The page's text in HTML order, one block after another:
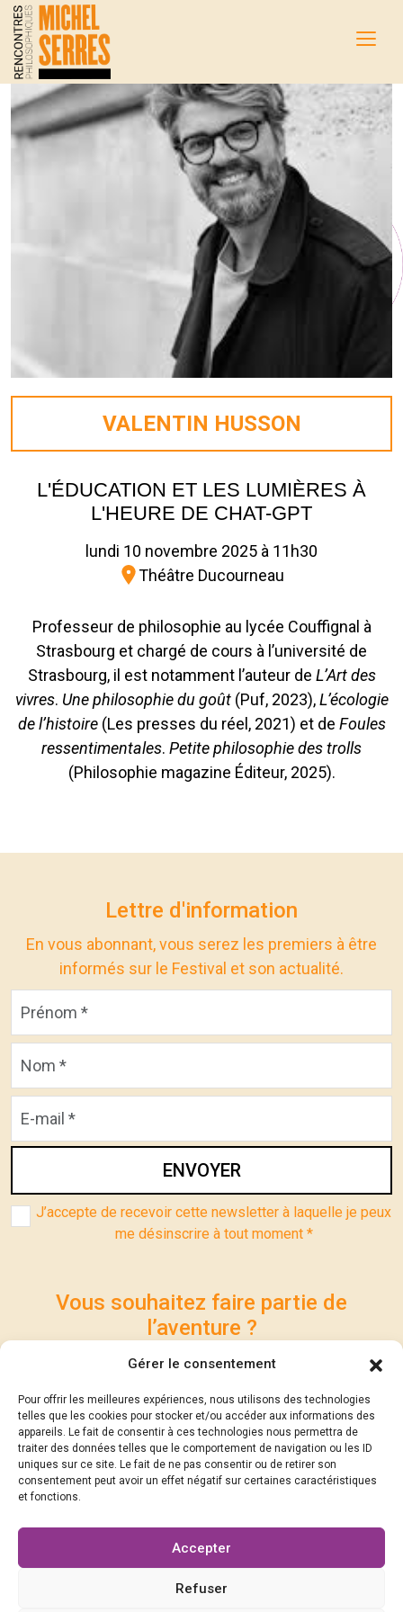
Gérer le consentement
Pour offrir les meilleures expériences, nous utilisons des technologies
telles que les cookies pour stocker et/ou accéder aux informations des
appareils. Le fait de consentir à ces technologies nous permettra de
traiter des données telles que le comportement de navigation ou les ID
uniques sur ce site. Le fait de ne pas consentir ou de retirer son
consentement peut avoir un effet négatif sur certaines caractéristiques
et fonctions.
Accepter
Refuser
VALENTIN HUSSON
L'ÉDUCATION ET LES LUMIÈRES À
L'HEURE DE CHAT-GPT
lundi 10 novembre 2025 à 11h30
Théâtre Ducourneau
Professeur de philosophie au lycée Couffignal à
Strasbourg et chargé de cours à l’université de
Strasbourg, il est notamment l’auteur de L’Art des
vivres. Une philosophie du goût(Puf, 2023),L’écologie
de l’histoire(Les presses du réel, 2021) et de Foules
ressentimentales. Petite philosophie des trolls
(Philosophie magazine Éditeur, 2025).
Lettre d'information
En vous abonnant, vous serez les premiers à être
informés sur le Festival et son actualité.
ENVOYER
J’accepte de recevoir cette newsletter à laquelle je peux
me désinscrire à tout moment *
Vous souhaitez faire partie de
l’aventure ?
Participez à la réalisation du Festival et contribuez à
Philosophiques Michel Serres.
DEVENEZ SOCIOS !